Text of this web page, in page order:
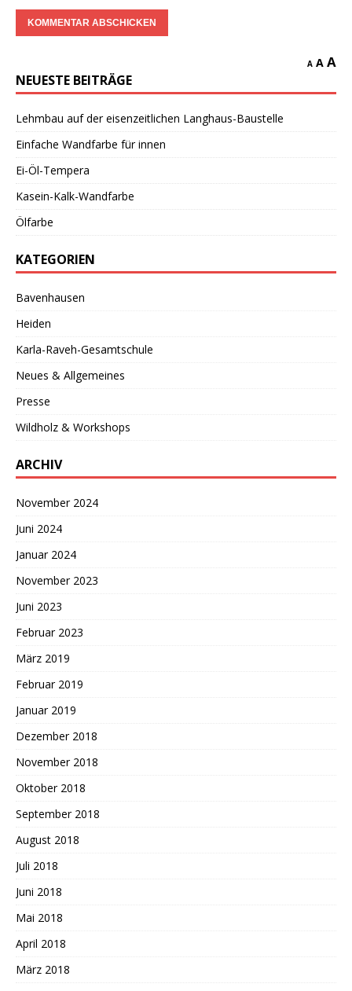
A A A
NEUESTE BEITRÄGE
Lehmbau auf der eisenzeitlichen Langhaus-Baustelle
Einfache Wandfarbe für innen
Ei-Öl-Tempera
Kasein-Kalk-Wandfarbe
Ölfarbe
KATEGORIEN
Bavenhausen
Heiden
Karla-Raveh-Gesamtschule
Neues & Allgemeines
Presse
Wildholz & Workshops
ARCHIV
November 2024
Juni 2024
Januar 2024
November 2023
Juni 2023
Februar 2023
März 2019
Februar 2019
Januar 2019
Dezember 2018
November 2018
Oktober 2018
September 2018
August 2018
Juli 2018
Juni 2018
Mai 2018
April 2018
März 2018